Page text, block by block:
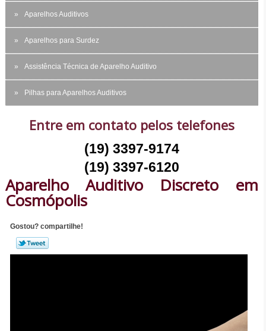
Aparelhos Auditivos
Aparelhos para Surdez
Assistência Técnica de Aparelho Auditivo
Pilhas para Aparelhos Auditivos
Entre em contato pelos telefones
(19) 3397-9174
(19) 3397-6120
Aparelho Auditivo Discreto em
Cosmópolis
Gostou? compartilhe!